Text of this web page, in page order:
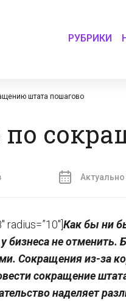
РУБРИКИ
штата пошагово
по
Актуально
radius=”10″] Как бы ни
бизнеса не
Сокращения из-за
сокращение
наделяет